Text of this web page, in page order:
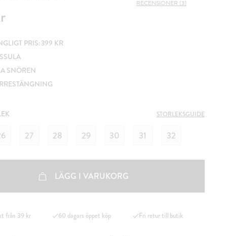
RECENSIONER (3)
PRIS: 399 KR
SNÖREN
STORLEKSGUIDE
27 28 29 30 31 32
LÄGG I VARUKORG
från 39 kr 60 dagars öppet köp Fri retur till butik